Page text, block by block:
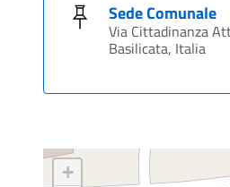
Sede Comunale
Via Cittadinanza
Basilicata, Italia
+